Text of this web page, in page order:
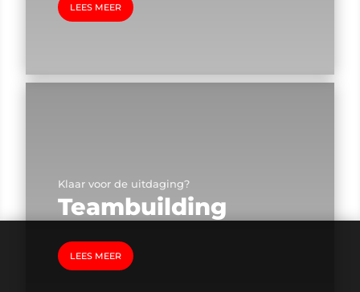
LEES MEER
Klaar voor de uitdaging?
Teambuilding
LEES MEER